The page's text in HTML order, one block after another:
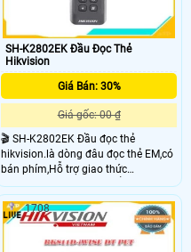
SH-K2802EK Đầu Đọc Thẻ
Hikvision
Giá Bán: 30%
Giá gốc: 00 ₫
🎬 SH-K2802EK Đầu đọc thẻ
hikvision.là dòng đâu đọc thẻ EM,có
bán phím,Hỗ trợ giao thức
Wiegand,Chống bụi chuẩn IP65. sản
phẩm phù hợp cho các dòng trung
tâm báo động,thích hợp cho văn
phòng,siêu thị,kho xưởng,văn
1708